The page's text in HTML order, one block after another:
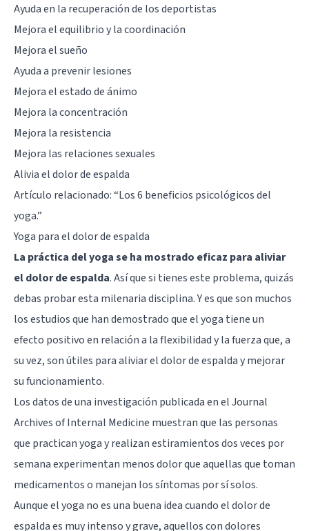
Ayuda en la recuperación de los deportistas
Mejora el equilibrio y la coordinación
Mejora el sueño
Ayuda a prevenir lesiones
Mejora el estado de ánimo
Mejora la concentración
Mejora la resistencia
Mejora las relaciones sexuales
Alivia el dolor de espalda
Artículo relacionado: “Los 6 beneficios psicológicos del
yoga.”
Yoga para el dolor de espalda
La práctica del yoga se ha mostrado eficaz para aliviar
el dolor de espalda. Así que si tienes este problema, quizás
debas probar esta milenaria disciplina. Y es que son muchos
los estudios que han demostrado que el yoga tiene un
efecto positivo en relación a la flexibilidad y la fuerza que, a
su vez, son útiles para aliviar el dolor de espalda y mejorar
su funcionamiento.
Los datos de una investigación publicada en el Journal
Archives of Internal Medicine muestran que las personas
que practican yoga y realizan estiramientos dos veces por
semana experimentan menos dolor que aquellas que toman
medicamentos o manejan los síntomas por sí solos.
Aunque el yoga no es una buena idea cuando el dolor de
espalda es muy intenso y grave, aquellos con dolores